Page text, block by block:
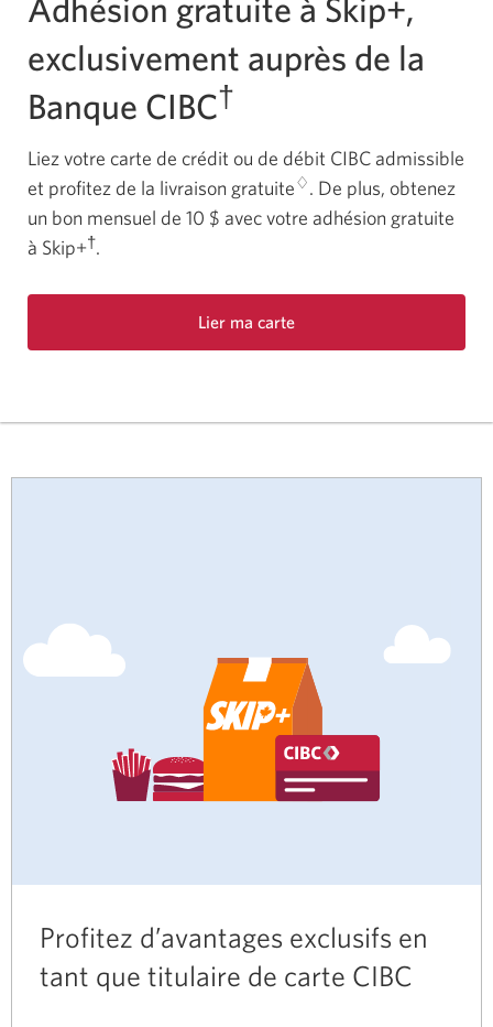
exclusivement auprès de la
Banque CIBC†
Liez votre carte de crédit ou de débit CIBC admissible
et profitez de la livraison gratuite♢. De plus, obtenez
un bon mensuel de 10 $ avec votre adhésion gratuite
à Skip+†.
Lier ma carte
s’affichera.
Profitez d’avantages exclusifs en
tant que titulaire de carte CIBC